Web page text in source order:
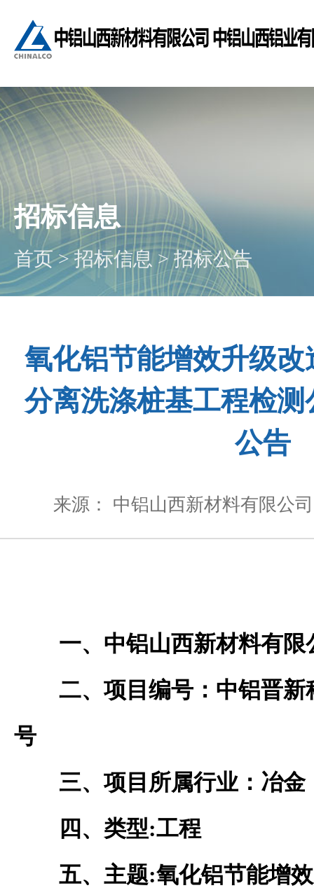
招标信息
首页>招标信息 >招标公告
氧化铝节能增效升级
分离洗涤桩基工程检
公告
来源： 中铝山西新材料有限公司
一、中铝山西新材料有限
二、 项目 编号： 中铝晋新
号
三、项目所属行业： 冶金
四、类型:工程
五、主题:氧化铝节能增